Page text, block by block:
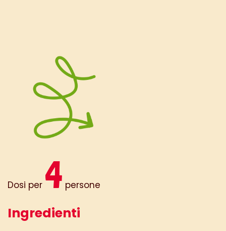
Dosi per 4 persone
Ingredienti